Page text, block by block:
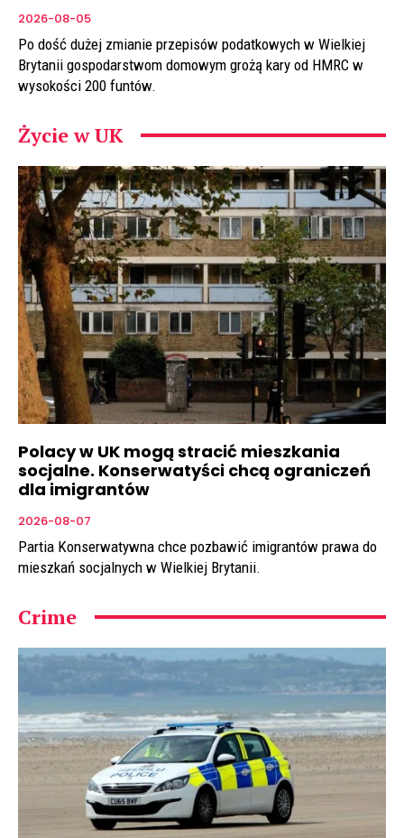
2026-08-05
Po dość dużej zmianie przepisów podatkowych w Wielkiej
Brytanii gospodarstwom domowym grożą kary od HMRC w
wysokości 200 funtów.
Życie w UK
Polacy w UK mogą stracić mieszkania
socjalne. Konserwatyści chcą ograniczeń
dla imigrantów
2026-08-07
Partia Konserwatywna chce pozbawić imigrantów prawa do
mieszkań socjalnych w Wielkiej Brytanii.
Crime